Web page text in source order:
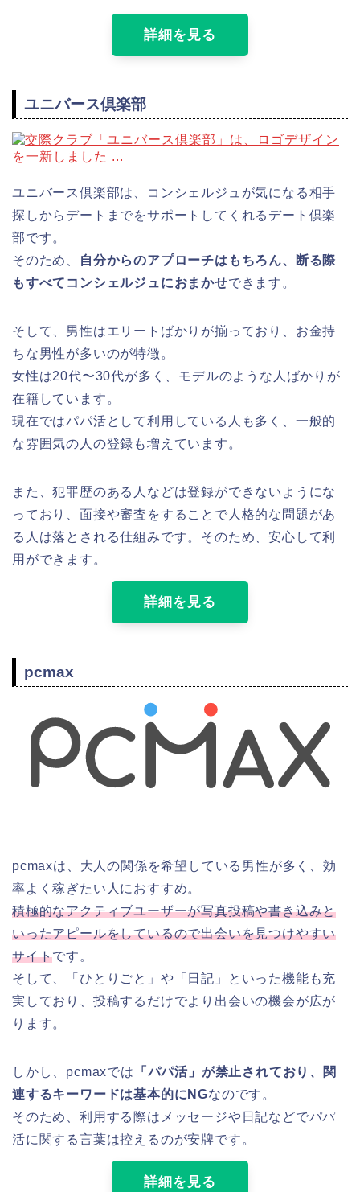
詳細を見る
ユニバース倶楽部
ユニバース倶楽部は、コンシェルジュが気になる相手
探しからデートまでをサポートしてくれるデート倶楽
部です。
そのため、
自分からのアプローチはもちろん、断る際
もすべてコンシェルジュにおまかせできます。
そして、男性はエリートばかりが揃っており、お金持
ちな男性が多いのが特徴。
女性は20代〜30代が多く、モデルのような人ばかりが
在籍しています。
現在ではパパ活として利用している人も多く、一般的
な雰囲気の人の登録も増えています。
また、犯罪歴のある人などは登録ができないようにな
っており、面接や審査をすることで人格的な問題があ
る人は落とされる仕組みです。そのため、安心して利
用ができます。
詳細を見る
pcmax
pcmaxは、大人の関係を希望している男性が多く、効
率よく稼ぎたい人におすすめ。
積極的なアクティブユーザーが写真投稿や書き込みと
いったアピールをしているので出会いを見つけやすい
サイトです。
そして、「ひとりごと」や「日記」といった機能も充
実しており、投稿するだけでより出会いの機会が広が
ります。
しかし、pcmaxでは
「パパ活」が禁止されており、関
連するキーワードは基本的にNGなのです。
そのため、利用する際はメッセージや日記などでパパ
活に関する言葉は控えるのが安牌です。
詳細を見る